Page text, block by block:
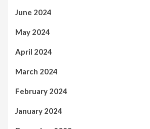
June 2024
May 2024
April 2024
March 2024
February 2024
January 2024